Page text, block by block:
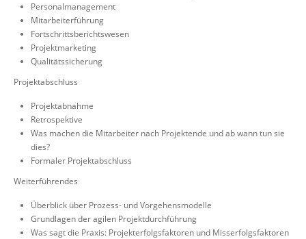
Personalmanagement
Mitarbeiterführung
Fortschrittsberichtswesen
Projektmarketing
Qualitätssicherung
Projektabschluss
Projektabnahme
Retrospektive
Was machen die Mitarbeiter nach Projektende und ab wann tun sie
dies?
Formaler Projektabschluss
Weiterführendes
Überblick über Prozess- und Vorgehensmodelle
Grundlagen der agilen Projektdurchführung
Was sagt die Praxis: Projekterfolgsfaktoren und Misserfolgsfaktoren